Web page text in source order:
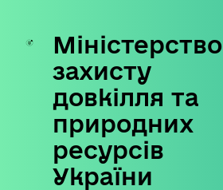
Skip
content
Міністерство
захисту
довкілля та
природних
ресурсів
України